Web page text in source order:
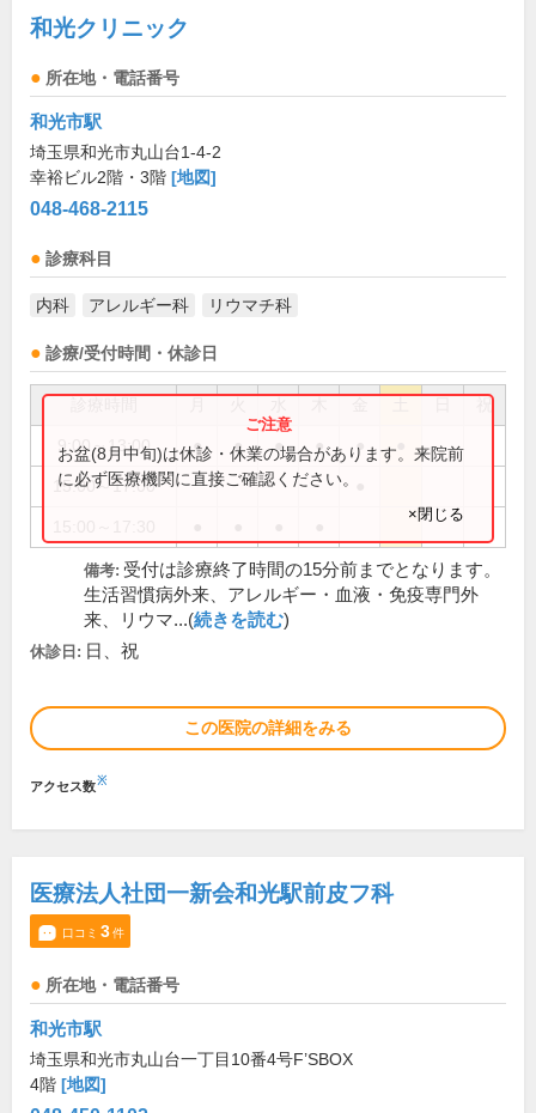
和光クリニック
所在地・電話番号
和光市駅
埼玉県和光市丸山台1-4-2
幸裕ビル2階・3階 [地図]
048-468-2115
診療科目
内科 アレルギー科 リウマチ科
診療/受付時間・休診日
祝
9:00～13:00 ● ● ● ● ●
15:00～17:00
お盆(8月中旬)は休診・休業の場合があります。来院前
に必ず医療機関に直接ご確認ください。
×閉じる
備考: 受付は診療終了時間の15分前までとなります。
生活習慣病外来、アレルギー・血液・免疫専門外
来、リウマ...(続きを読む)
休診日: 日、祝
この医院の詳細をみる
アクセス数※
医療法人社団一新会和光駅前皮フ科
口コミ 3件
所在地・電話番号
和光市駅
埼玉県和光市丸山台一丁目10番4号F’SBOX
4階 [地図]